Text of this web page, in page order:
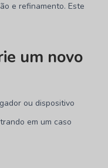
e refinamento. Este
um novo
ou dispositivo
em um caso